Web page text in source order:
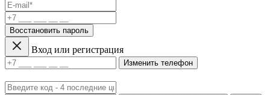
Восстановить пароль
Вход или регистрация
Изменить телефон